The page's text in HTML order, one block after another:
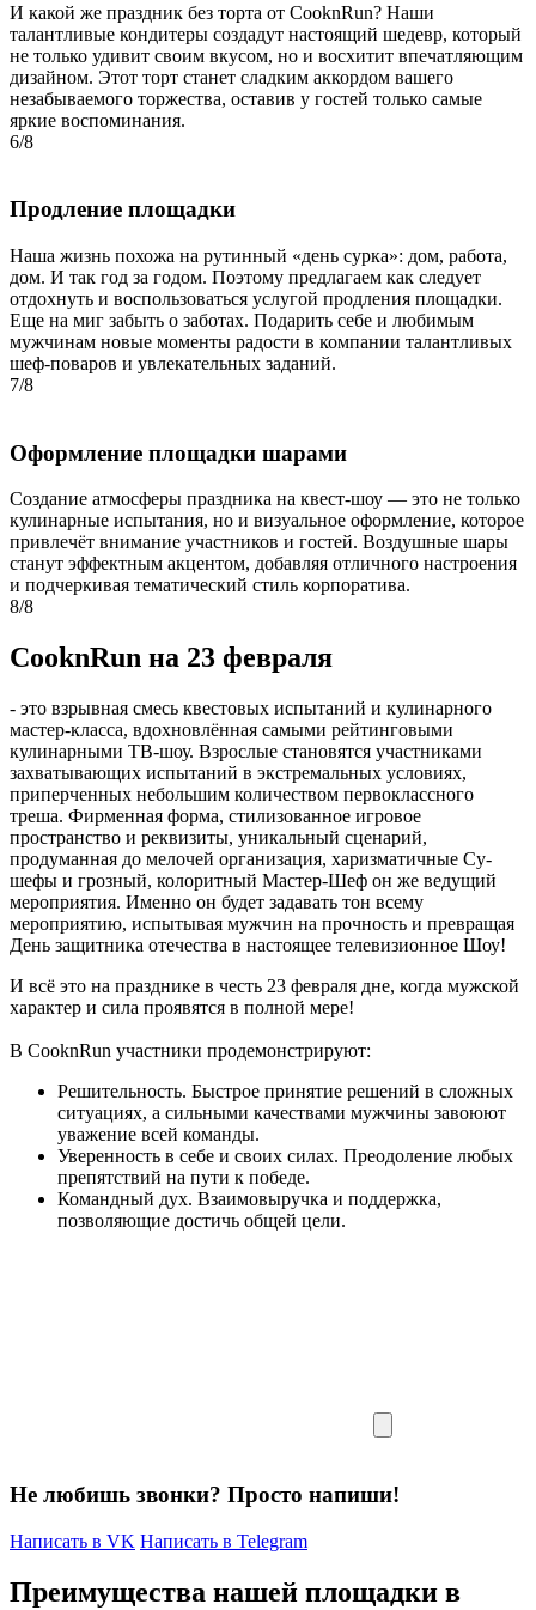
И какой же праздник без торта от CooknRun? Наши
талантливые кондитеры создадут настоящий шедевр, который
не только удивит своим вкусом, но и восхитит впечатляющим
дизайном. Этот торт станет сладким аккордом вашего
незабываемого торжества, оставив у гостей только самые
яркие воспоминания.
6/8
Продление площадки
Наша жизнь похожа на рутинный «день сурка»: дом, работа,
дом. И так год за годом. Поэтому предлагаем как следует
отдохнуть и воспользоваться услугой продления площадки.
Еще на миг забыть о заботах. Подарить себе и любимым
мужчинам новые моменты радости в компании талантливых
шеф-поваров и увлекательных заданий.
7/8
Оформление площадки шарами
Создание атмосферы праздника на квест-шоу — это не только
кулинарные испытания, но и визуальное оформление, которое
привлечёт внимание участников и гостей. Воздушные шары
станут эффектным акцентом, добавляя отличного настроения
и подчеркивая тематический стиль корпоратива.
8/8
CooknRun на 23 февраля
- это взрывная смесь квестовых испытаний и кулинарного
мастер-класса, вдохновлённая самыми рейтинговыми
кулинарными ТВ-шоу. Взрослые становятся участниками
захватывающих испытаний в экстремальных условиях,
приперченных небольшим количеством первоклассного
треша. Фирменная форма, стилизованное игровое
пространство и реквизиты, уникальный сценарий,
продуманная до мелочей организация, харизматичные Су-
шефы и грозный, колоритный Мастер-Шеф он же ведущий
мероприятия. Именно он будет задавать тон всему
мероприятию, испытывая мужчин на прочность и превращая
День защитника отечества в настоящее телевизионное Шоу!
И всё это на празднике в честь 23 февраля дне, когда мужской
характер и сила проявятся в полной мере!
В CooknRun участники продемонстрируют:
Решительность. Быстрое принятие решений в сложных
ситуациях, а сильными качествами мужчины завоюют
уважение всей команды.
Уверенность в себе и своих силах. Преодоление любых
препятствий на пути к победе.
Командный дух. Взаимовыручка и поддержка,
позволяющие достичь общей цели.
Не любишь звонки? Просто напиши!
Написать в VK Написать в Telegram
Преимущества нашей площадки в